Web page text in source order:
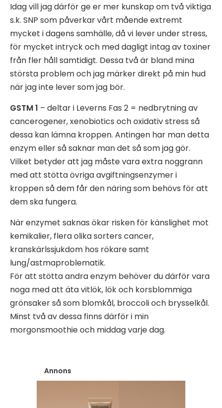
Idag vill jag därför ge er mer kunskap om två viktiga
s.k. SNP som påverkar vårt mående extremt
mycket i dagens samhälle, då vi lever under stress,
för mycket intryck och med dagligt intag av toxiner
från fler håll samtidigt. Dessa två är bland mina
största problem och jag märker direkt på min hud
när jag inte lever som jag bör.
GSTM 1 – deltar i Leverns Fas 2 = nedbrytning av
cancerogener, xenobiotics och oxidativ stress så
dessa kan lämna kroppen. Antingen har man detta
enzym eller så saknar man det så som jag gör.
Vilket betyder att jag måste vara extra noggrann
med att stötta övriga avgiftningsenzymer i
kroppen så dem får den näring som behövs för att
dem ska fungera.
När enzymet saknas ökar risken för känslighet mot
kemikalier, flera olika sorters cancer,
kranskärlssjukdom hos rökare samt
lung/astmaproblematik.
För att stötta andra enzym behöver du därför vara
noga med att äta vitlök, lök och korsblommiga
grönsaker så som blomkål, broccoli och brysselkål.
Minst två av dessa finns därför i min
morgonsmoothie och middag varje dag.
Annons